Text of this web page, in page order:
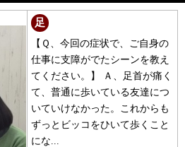
足
【Ｑ、今回の症状で、ご自身の
仕事に支障がでたシーンを教え
てください。】 Ａ、足首が痛く
て、普通に歩いている友達につ
いていけなかった。これからも
ずっとビッコをひいて歩くこと
にな...